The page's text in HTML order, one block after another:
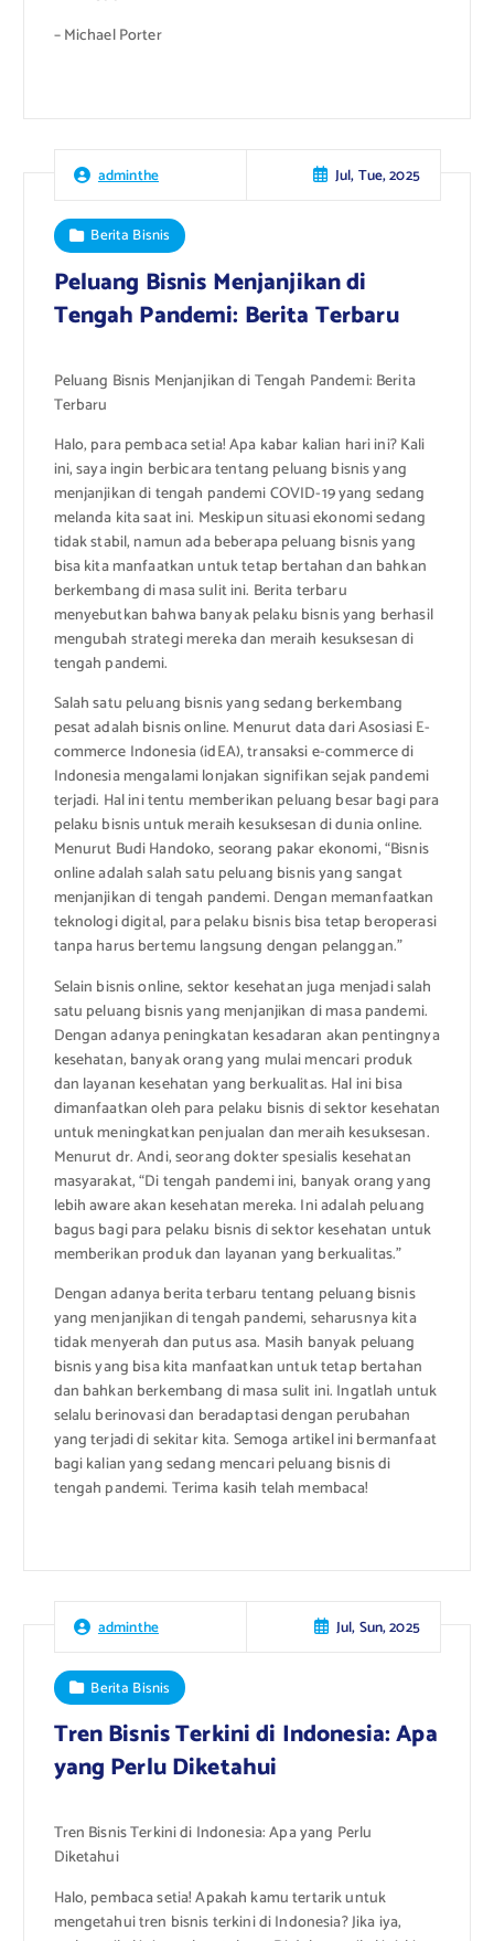
– Michael Porter
adminthe Jul, Tue, 2025
Berita Bisnis
Peluang Bisnis Menjanjikan di
Tengah Pandemi: Berita Terbaru
Peluang Bisnis Menjanjikan di Tengah Pandemi: Berita
Terbaru
Halo, para pembaca setia! Apa kabar kalian hari ini? Kali
ini, saya ingin berbicara tentang peluang bisnis yang
menjanjikan di tengah pandemi COVID-19 yang sedang
melanda kita saat ini. Meskipun situasi ekonomi sedang
tidak stabil, namun ada beberapa peluang bisnis yang
bisa kita manfaatkan untuk tetap bertahan dan bahkan
berkembang di masa sulit ini. Berita terbaru
menyebutkan bahwa banyak pelaku bisnis yang berhasil
mengubah strategi mereka dan meraih kesuksesan di
tengah pandemi.
Salah satu peluang bisnis yang sedang berkembang
pesat adalah bisnis online. Menurut data dari Asosiasi E-
commerce Indonesia (idEA), transaksi e-commerce di
Indonesia mengalami lonjakan signifikan sejak pandemi
terjadi. Hal ini tentu memberikan peluang besar bagi para
pelaku bisnis untuk meraih kesuksesan di dunia online.
Menurut Budi Handoko, seorang pakar ekonomi, “Bisnis
online adalah salah satu peluang bisnis yang sangat
menjanjikan di tengah pandemi. Dengan memanfaatkan
teknologi digital, para pelaku bisnis bisa tetap beroperasi
tanpa harus bertemu langsung dengan pelanggan.”
Selain bisnis online, sektor kesehatan juga menjadi salah
satu peluang bisnis yang menjanjikan di masa pandemi.
Dengan adanya peningkatan kesadaran akan pentingnya
kesehatan, banyak orang yang mulai mencari produk
dan layanan kesehatan yang berkualitas. Hal ini bisa
dimanfaatkan oleh para pelaku bisnis di sektor kesehatan
untuk meningkatkan penjualan dan meraih kesuksesan.
Menurut dr. Andi, seorang dokter spesialis kesehatan
masyarakat, “Di tengah pandemi ini, banyak orang yang
lebih aware akan kesehatan mereka. Ini adalah peluang
bagus bagi para pelaku bisnis di sektor kesehatan untuk
memberikan produk dan layanan yang berkualitas.”
Dengan adanya berita terbaru tentang peluang bisnis
yang menjanjikan di tengah pandemi, seharusnya kita
tidak menyerah dan putus asa. Masih banyak peluang
bisnis yang bisa kita manfaatkan untuk tetap bertahan
dan bahkan berkembang di masa sulit ini. Ingatlah untuk
selalu berinovasi dan beradaptasi dengan perubahan
yang terjadi di sekitar kita. Semoga artikel ini bermanfaat
bagi kalian yang sedang mencari peluang bisnis di
tengah pandemi. Terima kasih telah membaca!
adminthe Jul, Sun, 2025
Berita Bisnis
Tren Bisnis Terkini di Indonesia: Apa
yang Perlu Diketahui
Tren Bisnis Terkini di Indonesia: Apa yang Perlu
Diketahui
Halo, pembaca setia! Apakah kamu tertarik untuk
mengetahui tren bisnis terkini di Indonesia? Jika iya,